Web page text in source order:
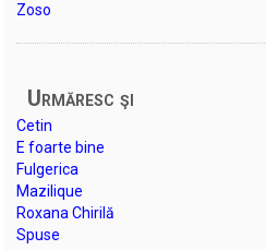
Zoso
Urmăresc şi
Cetin
E foarte bine
Fulgerica
Mazilique
Roxana Chirilă
Spuse